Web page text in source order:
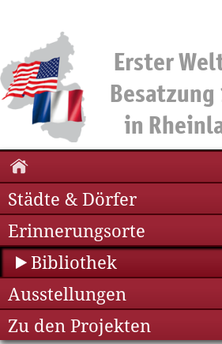
Städte & Dörfer
Erinnerungsorte
Bibliothek
Ausstellungen
Zu den Projekten